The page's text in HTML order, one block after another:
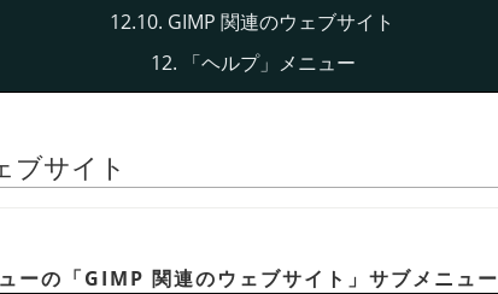
12.10. GIMP 関連のウェブサイト
12.
「ヘルプ」 メニュー
ブサイト
ーの 「GIMP 関連のウェブサイト 」 サブメニュー